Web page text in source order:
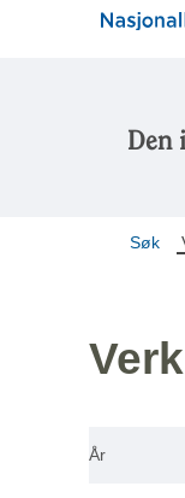
Den
Søk
År